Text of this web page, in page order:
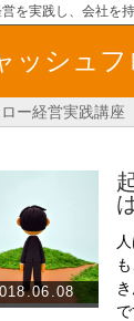
を実践し、会社を
ッシュ
ー経営実践講座